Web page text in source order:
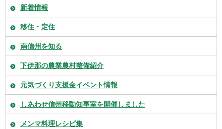
新着情報
移住・定住
南信州を知る
下伊那の農業農村整備紹介
元気づくり支援金イベント情報
しあわせ信州移動知事室を開催しました
メンマ料理レシピ集